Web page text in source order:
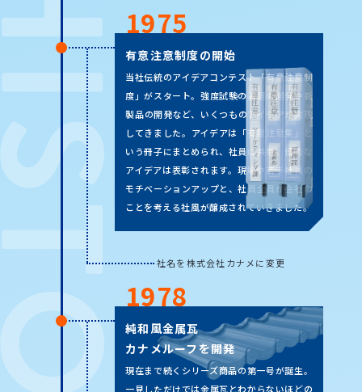
1975
有意注意制度の開始
当社伝統のアイデアコンテスト「有意注意制
度」がスタート。強度試験の装置の開発や新
製品の開発など、いくつものアイデアが実現
してきました。アイデアは「有意注意集」
と
いう冊子にまとめられ、社員に共有。優秀な
アイデアは表彰されます。現場や若手社員の
モチベーションアップと、社員全員が会社の
ことを考える社風が醸成されていきました。
社名を株式会社カナメに変更
1978
純和風金属瓦
カナメルーフを開発
現在まで続くシリーズ商品の第一号が誕生。
一見しただけでは金属瓦とわからないほどの